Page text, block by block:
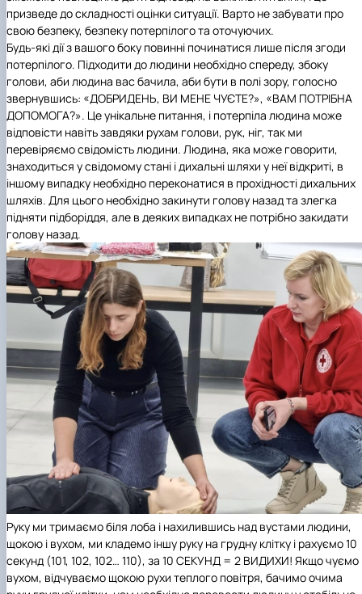
призведе до складності оцінки ситуації. Варто не забувати про
свою безпеку, безпеку потерпілого та оточуючих.
Будь-які дії з вашого боку повинні починатися лише після згоди
потерпілого. Підходити до людини необхідно спереду, збоку
голови, аби людина вас бачила, аби бути в полі зору, голосно
звернувшись: «ДОБРИДЕНЬ, ВИ МЕНЕ ЧУЄТЕ?», «ВАМ ПОТРІБНА
ДОПОМОГА?». Це унікальне питання, і потерпіла людина може
відповісти навіть завдяки рухам голови, рук, ніг, так ми
перевіряємо свідомість людини. Людина, яка може говорити,
знаходиться у свідомому стані і дихальні шляхи у неї відкриті, в
іншому випадку необхідно переконатися в прохідності дихальних
шляхів. Для цього необхідно закинути голову назад та злегка
підняти підборіддя, але в деяких випадках не потрібно закидати
голову назад.
Руку ми тримаємо біля лоба і нахилившись над вустами людини,
щокою і вухом, ми кладемо іншу руку на грудну клітку і рахуємо 10
секунд (101, 102, 102… 110), за 10 СЕКУНД = 2 ВИДИХИ! Якщо чуємо
вухом, відчуваємо щокою рухи теплого повітря, бачимо очима